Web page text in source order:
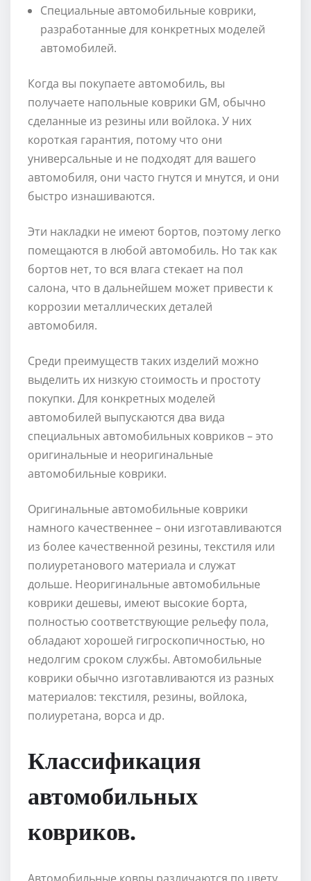
Специальные автомобильные коврики,
разработанные для конкретных моделей
автомобилей.
Когда вы покупаете автомобиль, вы
получаете напольные коврики GM, обычно
сделанные из резины или войлока. У них
короткая гарантия, потому что они
универсальные и не подходят для вашего
автомобиля, они часто гнутся и мнутся, и они
быстро изнашиваются.
Эти накладки не имеют бортов, поэтому легко
помещаются в любой автомобиль. Но так как
бортов нет, то вся влага стекает на пол
салона, что в дальнейшем может привести к
коррозии металлических деталей
автомобиля.
Среди преимуществ таких изделий можно
выделить их низкую стоимость и простоту
покупки. Для конкретных моделей
автомобилей выпускаются два вида
специальных автомобильных ковриков – это
оригинальные и неоригинальные
автомобильные коврики.
Оригинальные автомобильные коврики
намного качественнее – они изготавливаются
из более качественной резины, текстиля или
полиуретанового материала и служат
дольше. Неоригинальные автомобильные
коврики дешевы, имеют высокие борта,
полностью соответствующие рельефу пола,
обладают хорошей гигроскопичностью, но
недолгим сроком службы. Автомобильные
коврики обычно изготавливаются из разных
материалов: текстиля, резины, войлока,
полиуретана, ворса и др.
Классификация
автомобильных
ковриков.